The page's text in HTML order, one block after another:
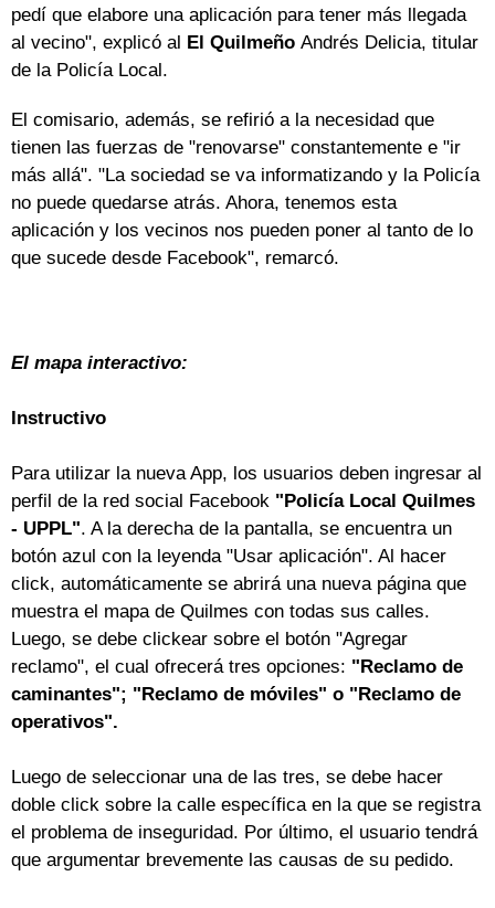
pedí que elabore una aplicación para tener más llegada
al vecino", explicó al El Quilmeño Andrés Delicia, titular
de la Policía Local.
El comisario, además, se refirió a la necesidad que
tienen las fuerzas de "renovarse" constantemente e "ir
más allá". "La sociedad se va informatizando y la Policía
no puede quedarse atrás. Ahora, tenemos esta
aplicación y los vecinos nos pueden poner al tanto de lo
que sucede desde Facebook", remarcó.
El mapa interactivo:
Instructivo
Para utilizar la nueva App, los usuarios deben ingresar al
perfil de la red social Facebook "Policía Local Quilmes
- UPPL". A la derecha de la pantalla, se encuentra un
botón azul con la leyenda "Usar aplicación". Al hacer
click, automáticamente se abrirá una nueva página que
muestra el mapa de Quilmes con todas sus calles.
Luego, se debe clickear sobre el botón "Agregar
reclamo", el cual ofrecerá tres opciones: "Reclamo de
caminantes"; "Reclamo de móviles" o "Reclamo de
operativos".
Luego de seleccionar una de las tres, se debe hacer
doble click sobre la calle específica en la que se registra
el problema de inseguridad. Por último, el usuario tendrá
que argumentar brevemente las causas de su pedido.